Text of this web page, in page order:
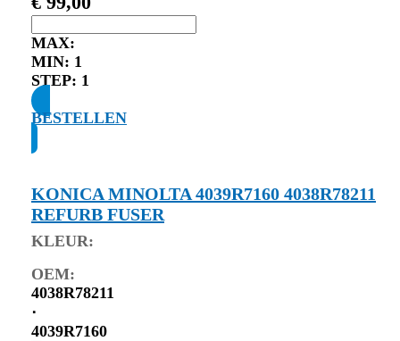
MAX:
MIN: 1
STEP: 1
BESTELLEN
KONICA MINOLTA 4039R7160 4038R78211
REFURB FUSER
KLEUR:
OEM:
4038R78211
⋅
4039R7160